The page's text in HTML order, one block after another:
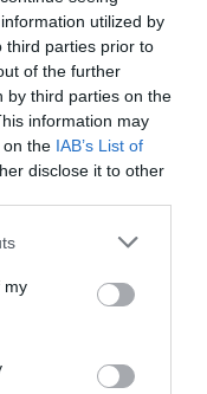
utilized by
third parties prior to
of the further
by third parties on the
information may
on the IAB’s List of
disclose it to other
or more Google
You may click to
third-party tags to
in below Google
my